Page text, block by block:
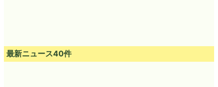
最新ニュース40件